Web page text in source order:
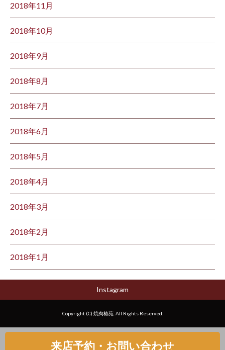
2018年11月
2018年10月
2018年9月
2018年8月
2018年7月
2018年6月
2018年5月
2018年4月
2018年3月
2018年2月
2018年1月
Instagram
Copyright (C) 焼肉椿苑. All Rights Reserved.
来店予約・お問い合わせ